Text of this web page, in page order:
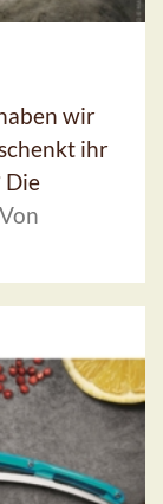
wir
ihr
Die
Von